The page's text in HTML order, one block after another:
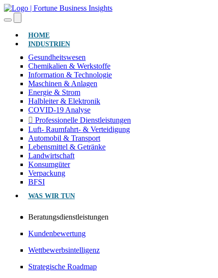
HOME(AKTUELL)
INDUSTRIEN
Gesundheitswesen
Chemikalien & Werkstoffe
Information & Technologie
Maschinen & Anlagen
Energie & Strom
Halbleiter & Elektronik
COVID-19 Analyse
Professionelle Dienstleistungen
Luft- Raumfahrt- & Verteidigung
Automobil & Transport
Lebensmittel & Getränke
Landwirtschaft
Konsumgüter
Verpackung
BFSI
WAS WIR TUN
Beratungsdienstleistungen
Kundenbewertung
Wettbewerbsintelligenz
Strategische Roadmap